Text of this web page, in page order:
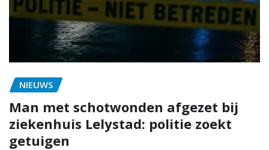
NIEUWS
Man met schotwonden afgezet bij
ziekenhuis Lelystad: politie zoekt
getuigen